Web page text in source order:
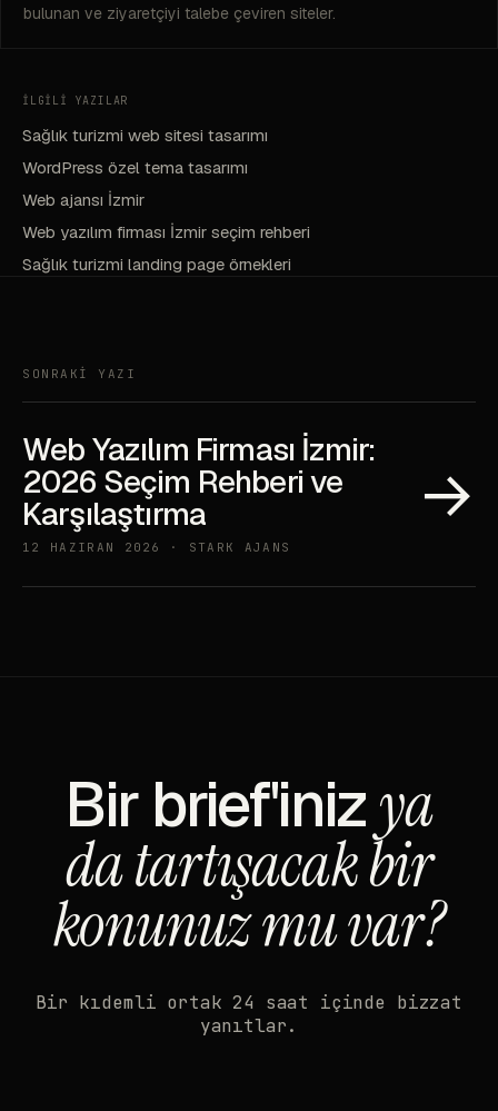
bulunan ve ziyaretçiyi talebe çeviren siteler.
İLGİLİ YAZILAR
Sağlık turizmi web sitesi tasarımı
WordPress özel tema tasarımı
Web ajansı İzmir
Web yazılım firması İzmir seçim rehberi
Sağlık turizmi landing page örnekleri
SONRAKİ YAZI
Web Yazılım Firması İzmir:
2026 Seçim Rehberi ve
Karşılaştırma
12 HAZIRAN 2026 · STARK AJANS
→
Bir brief'inizya
da tartışacak bir
konunuz mu var?
Bir kıdemli ortak 24 saat içinde bizzat
yanıtlar.